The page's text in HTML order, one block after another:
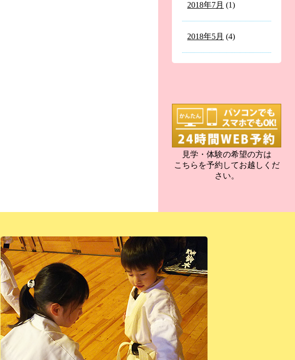
2018年7月 (1)
2018年5月 (4)
見学・体験の希望の方は
こちらを予約してお越しくだ
さい。